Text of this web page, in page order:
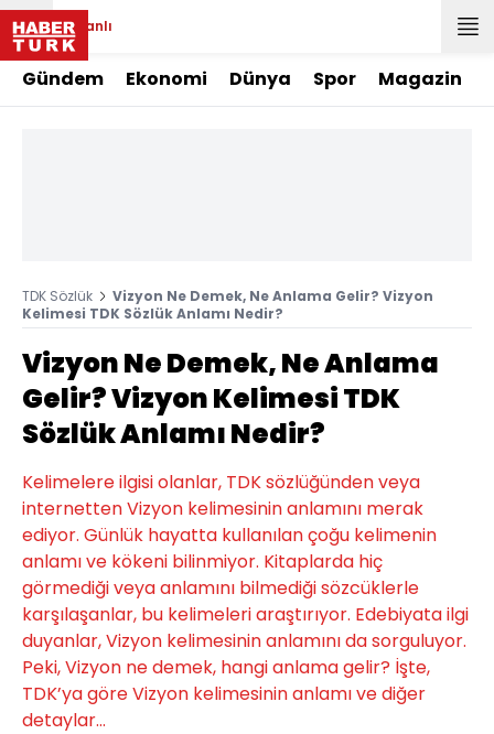
Canlı
Gündem Ekonomi Dünya Spor Magazin
TDK Sözlük
Vizyon Ne Demek, Ne Anlama Gelir? Vizyon
Kelimesi TDK Sözlük Anlamı Nedir?
Vizyon Ne Demek, Ne Anlama
Gelir? Vizyon Kelimesi TDK
Sözlük Anlamı Nedir?
Kelimelere ilgisi olanlar, TDK sözlüğünden veya
internetten Vizyon kelimesinin anlamını merak
ediyor. Günlük hayatta kullanılan çoğu kelimenin
anlamı ve kökeni bilinmiyor. Kitaplarda hiç
görmediği veya anlamını bilmediği sözcüklerle
karşılaşanlar, bu kelimeleri araştırıyor. Edebiyata ilgi
duyanlar, Vizyon kelimesinin anlamını da sorguluyor.
Peki, Vizyon ne demek, hangi anlama gelir? İşte,
TDK’ya göre Vizyon kelimesinin anlamı ve diğer
detaylar...